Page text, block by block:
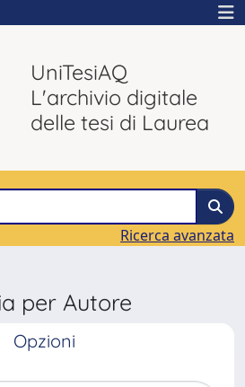
UniTesiAQ
L'archivio digitale
delle tesi di Laurea
Ricerca avanzata
per Autore
Opzioni